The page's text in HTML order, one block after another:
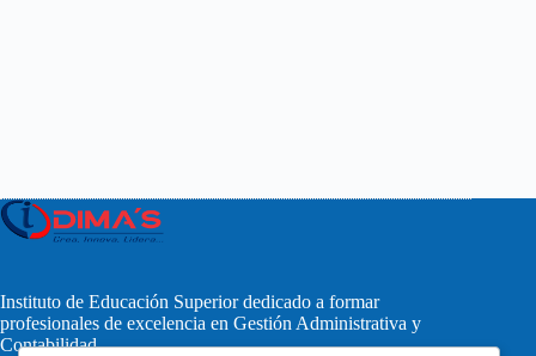
Instituto de Educación Superior dedicado a formar
profesionales de excelencia en Gestión Administrativa y
Contabilidad.